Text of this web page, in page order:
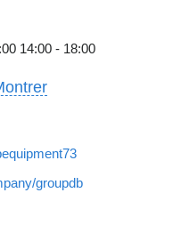
14:00 - 18:00
groupdb